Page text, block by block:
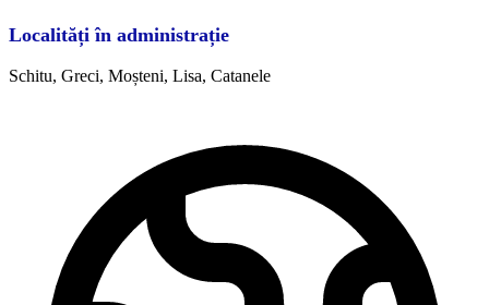
Localități în administrație
Schitu, Greci, Moșteni, Lisa, Catanele